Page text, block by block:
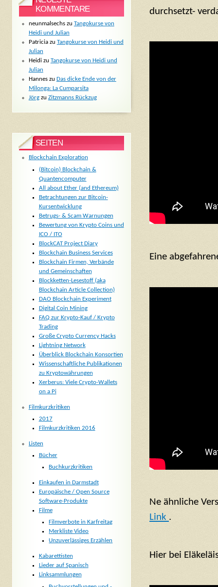
durchsetzt-
Eine
Ne ähnliche
Link .
Hier bei
KOMMENTARE
neunmalsechszu Tangokurse von
Heidi und Julian
Patriciazu Tangokurse von Heidi und
Julian
Heidizu Tangokurse von Heidi und
Julian
Hanneszu Das dicke Ende von der
Milonga: La Cumparsita
Jörgzu Zitzmanns Rückzug
SEITEN
Blockchain Exploration
(Bitcoin) Blockchain &
Quantencomputer
All about Ether (and Ethereum)
Betrachtungen zur Bitcoin-
Kursentwicklung
Betrugs- & Scam Warnungen
Bewertung von Krypto Coins und
ICO / ITO
BlockCAT Project Diary
Blockchain Business Services
Blockchain Firmen, Verbände
und Gemeinschaften
Blockketten-Lesestoff (aka
Blockchain Article Collection)
DAO Blockchain Experiment
Digital Coin Mining
FAQ zur Krypto-Kauf / Krypto
Trading
Große Crypto Currency Hacks
Lightning Network
Überblick Blockchain Konsortien
Wissenschaftliche Publikationen
zu Kryptowährungen
Xerberus: Viele Crypto-Wallets
on a Pi
Filmkurzkritiken
2017
Filmkurzkritiken 2016
Listen
Bücher
Buchkurzkritiken
Einkaufen in Darmstadt
Europäische / Open Source
Software-Produkte
Filme
Filmverbote in Karfreitag
Merkliste Video
Unzuverlässiges Erzählen
Kabarettisten
Lieder auf Spanisch
Linksammlungen